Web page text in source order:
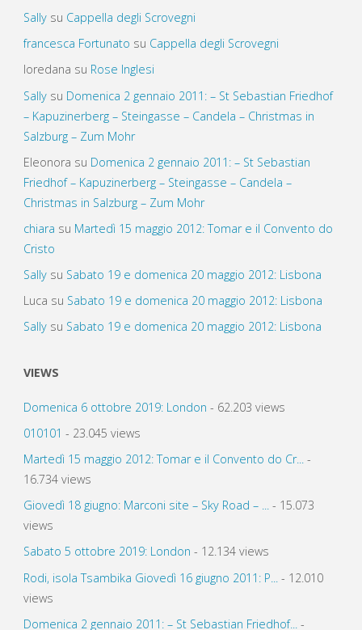
Sallysu Cappella degli Scrovegni
francesca Fortunato su Cappella degli Scrovegni
loredana su Rose Inglesi
Sallysu Domenica 2 gennaio 2011: – St Sebastian Friedhof
– Kapuzinerberg – Steingasse – Candela – Christmas in
Salzburg – Zum Mohr
Eleonora su Domenica 2 gennaio 2011: – St Sebastian
Friedhof – Kapuzinerberg – Steingasse – Candela –
Christmas in Salzburg – Zum Mohr
chiara su Martedì 15 maggio 2012: Tomar e il Convento do
Cristo
Sallysu Sabato 19 e domenica 20 maggio 2012: Lisbona
Luca su Sabato 19 e domenica 20 maggio 2012: Lisbona
Sallysu Sabato 19 e domenica 20 maggio 2012: Lisbona
VIEWS
Domenica 6 ottobre 2019: London - 62.203 views
010101 - 23.045 views
Martedì 15 maggio 2012: Tomar e il Convento do Cr...-
16.734 views
Giovedì 18 giugno: Marconi site – Sky Road – ...- 15.073
views
Sabato 5 ottobre 2019: London - 12.134 views
Rodi, isola Tsambika Giovedì 16 giugno 2011: P...
- 12.010
views
Domenica 2 gennaio 2011: – St Sebastian Friedhof...
-